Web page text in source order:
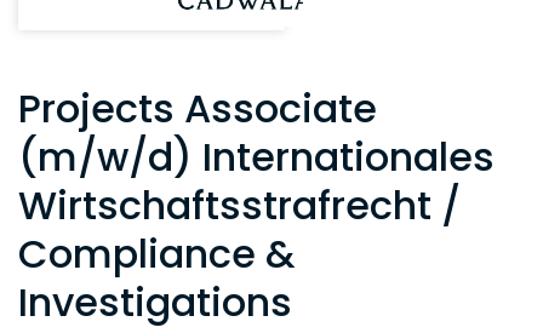
Projects Associate
(m/w/d) Internationales
Wirtschaftsstrafrecht /
Compliance &
Investigations